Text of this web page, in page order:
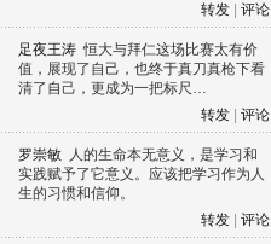
转发
评论
足夜王涛 恒大与拜仁这场比赛太有价
值，展现了自己，也终于真刀真枪下看
清了自己，更成为一把标尺…
转发
评论
罗崇敏 人的生命本无意义，是学习和
实践赋予了它意义。应该把学习作为人
生的习惯和信仰。
转发
评论